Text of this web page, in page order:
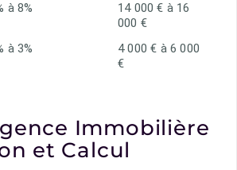
à 8%
14 000 € à 16
000 €
à 3%
4 000 € à 6 000
€
Immobilière
et Calcul